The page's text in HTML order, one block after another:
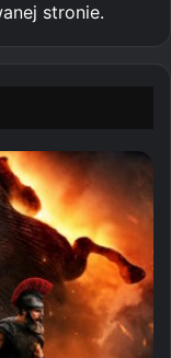
stronie.